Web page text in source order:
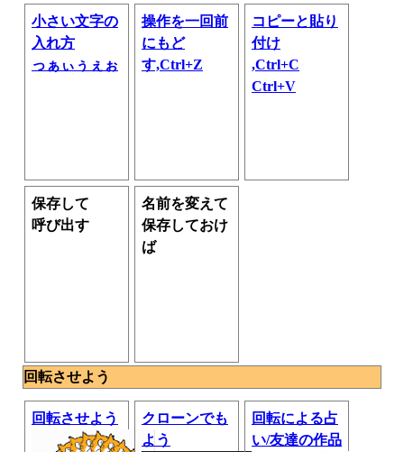
小さい文字の
入れ方
っぁぃぅぇぉ
操作を一回前
にもど
す,Ctrl+Z
コピーと貼り
付け
,Ctrl+C
Ctrl+V
保存して
呼び出す
名前を変えて
保存しておけ
ば
回転させよう
回転させよう
クローンでも
よう
回転による占
い/友達の作品